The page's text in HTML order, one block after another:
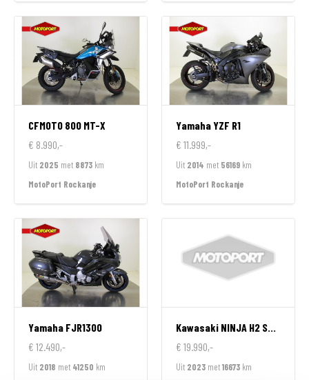
CFMOTO 800 MT-X
€ 8.990,-
Uit 2025 met 8873 km
MotoPort Rockanje
YamahaYZF R1
€ 11.999,-
Uit 2014 met 56169 km
MotoPort Rockanje
Yamaha FJR1300
€ 12.490,-
Uit 2018 met 41250 km
Kawasaki NINJA H2 SX SPECIAL EDITION
€ 19.990,-
Uit 2023 met16673 km